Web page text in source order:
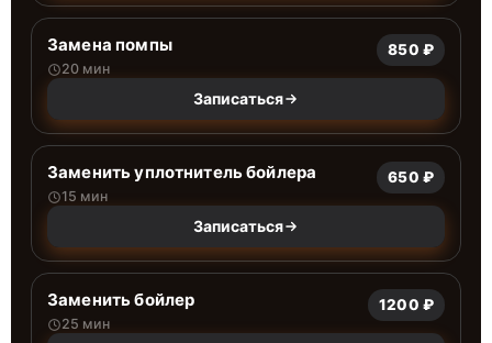
Замена помпы
20 мин
850 ₽
Записаться
Заменить уплотнитель бойлера
15 мин
650 ₽
Записаться
Заменить бойлер
25 мин
1200 ₽